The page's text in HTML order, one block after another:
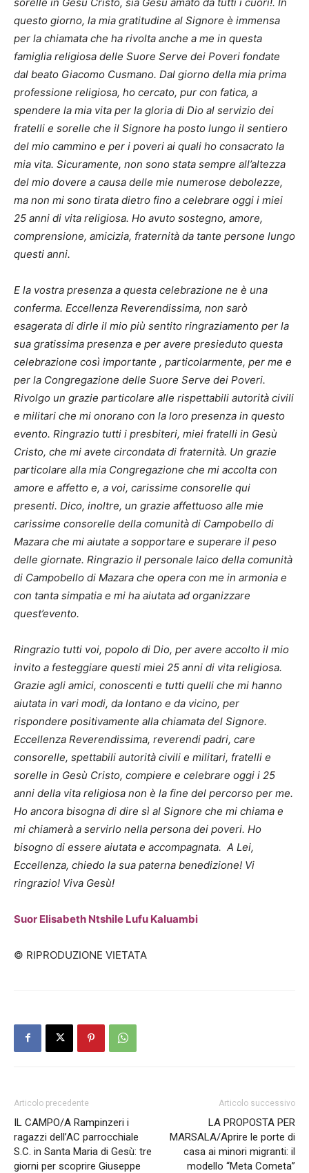
questo giorno, la mia gratitudine al Signore è immensa
per la chiamata che ha rivolta anche a me in questa
famiglia religiosa delle Suore Serve dei Poveri fondate
dal beato Giacomo Cusmano. Dal giorno della mia prima
professione religiosa, ho cercato, pur con fatica, a
spendere la mia vita per la gloria di Dio al servizio dei
fratelli e sorelle che il Signore ha posto lungo il sentiero
del mio cammino e per i poveri ai quali ho consacrato la
mia vita. Sicuramente, non sono stata sempre all’altezza
del mio dovere a causa delle mie numerose debolezze,
ma non mi sono tirata dietro fino a celebrare oggi i miei
25 anni di vita religiosa. Ho avuto sostegno, amore,
comprensione, amicizia, fraternità da tante persone lungo
questi anni.
E la vostra presenza a questa celebrazione ne è una
conferma. Eccellenza Reverendissima, non sarò
esagerata di dirle il mio più sentito ringraziamento per la
sua gratissima presenza e per avere presieduto questa
celebrazione così importante , particolarmente, per me e
per la Congregazione delle Suore Serve dei Poveri.
Rivolgo un grazie particolare alle rispettabili autorità civili
e militari che mi onorano con la loro presenza in questo
evento. Ringrazio tutti i presbiteri, miei fratelli in Gesù
Cristo, che mi avete circondata di fraternità. Un grazie
particolare alla mia Congregazione che mi accolta con
amore e affetto e, a voi, carissime consorelle qui
presenti. Dico, inoltre, un grazie affettuoso alle mie
carissime consorelle della comunità di Campobello di
Mazara che mi aiutate a sopportare e superare il peso
delle giornate. Ringrazio il personale laico della comunità
di Campobello di Mazara che opera con me in armonia e
con tanta simpatia e mi ha aiutata ad organizzare
quest’evento.
Ringrazio tutti voi, popolo di Dio, per avere accolto il mio
invito a festeggiare questi miei 25 anni di vita religiosa.
Grazie agli amici, conoscenti e tutti quelli che mi hanno
aiutata in vari modi, da lontano e da vicino, per
rispondere positivamente alla chiamata del Signore.
Eccellenza Reverendissima, reverendi padri, care
consorelle, spettabili autorità civili e militari, fratelli e
sorelle in Gesù Cristo, compiere e celebrare oggi i 25
anni della vita religiosa non è la fine del percorso per me.
Ho ancora bisogna di dire sì al Signore che mi chiama e
mi chiamerà a servirlo nella persona dei poveri. Ho
bisogno di essere aiutata e accompagnata. A Lei,
Eccellenza, chiedo la sua paterna benedizione! Vi
ringrazio! Viva Gesù!
Suor Elisabeth Ntshile Lufu Kaluambi
© RIPRODUZIONE VIETATA
Articolo precedente
IL CAMPO/A Rampinzeri i
ragazzi dell’AC parrocchiale
S.C. in Santa Maria di Gesù: tre
giorni per scoprire Giuseppe
Articolo successivo
LA PROPOSTA PER
MARSALA/Aprire le porte di
casa ai minori migranti: il
modello “Meta Cometa”